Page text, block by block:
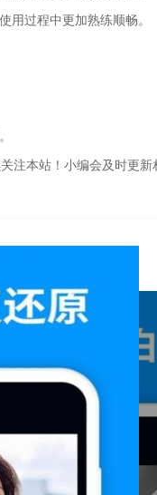
用过程中更加熟练顺畅。
注本站！小编会及时更新